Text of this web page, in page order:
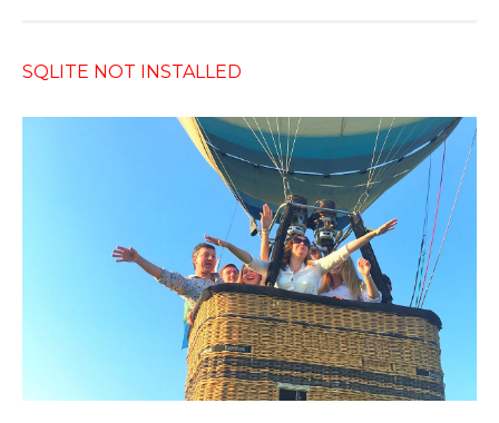
SQLITE NOT INSTALLED